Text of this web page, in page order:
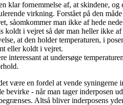
klar fornemmelse af, at skindene, og
virkning. Forstået på den
såomkommer man ikke af hede
koldt i vejret så dør man heller ikke
at den holder temperaturen, i
eller koldt i vejret.
interessant at undersøge
være en fordel at vende syningerne
bevirke - når man tager inderposen
Altså bliver inderposens